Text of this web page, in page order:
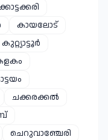
കായലോട്
കുറ്റ്യാട്ടൂർ
ചക്കരക്കൽ
ചെറുവാഞ്ചേരി